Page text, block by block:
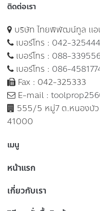
ติดต่อเรา
บริษัท ไทยพิพัฒน์ทูล แอ
เบอร์โทร : 042-325444
เบอร์โทร : 088-
เบอร์โทร : 086-
Fax : 042-325333
E-mail :
555/5 หมู่7 ต.หนองบัว
41000
เมนู
หน้าแรก
เกี่ยวกับเรา